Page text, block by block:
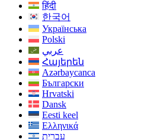
हिंदी
한국어
Українська
Polski
عربي
Հայերեն
Azərbaycanca
Български
Hrvatski
Dansk
Eesti keel
Ελληνικά
עִברִית